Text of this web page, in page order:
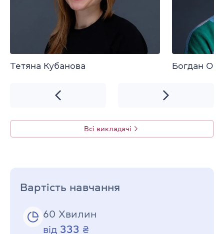
Тетяна Кубанова Богдан
Всі викладачі
Вартість навчання
60 Хвилин
від 333 ₴